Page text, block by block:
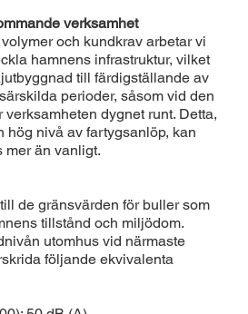
verksamhet
och kundkrav arbetar vi
hamnens infrastruktur, vilket
till färdigställande av
perioder, såsom vid den
dygnet runt. Detta,
hög nivå av fartygsanlöp, kan
mer än vanligt.
de gränsvärden för buller som
tillstånd och miljödom.
utomhus vid närmaste
följande ekvivalenta